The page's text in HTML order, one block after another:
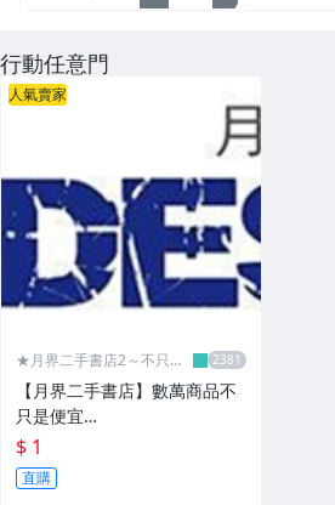
行動任意門
人氣賣家
★月界二手書店2～不只是
【月界二手書店】數萬商品不
只是便宜…
$ 1
直購